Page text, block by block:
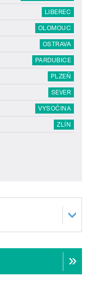
LIBEREC
OLOMOUC
OSTRAVA
PARDUBICE
PLZEŇ
SEVER
VYSOČINA
ZLÍN